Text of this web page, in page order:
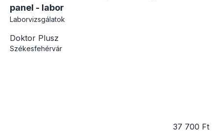
panel - labor
Laborvizsgálatok
Doktor Plusz
Székesfehérvár
37 700 Ft